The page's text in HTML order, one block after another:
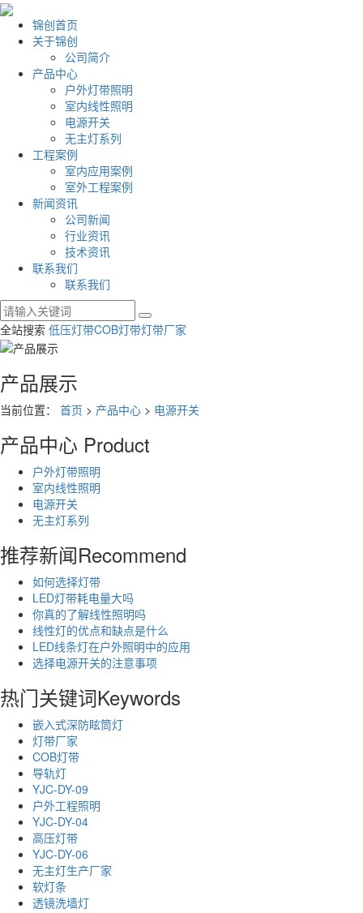
锦创首页
关于锦创
公司简介
产品中心
户外灯带照明
室内线性照明
电源开关
无主灯系列
工程案例
室内应用案例
室外工程案例
新闻资讯
公司新闻
行业资讯
技术资讯
联系我们
联系我们
全站搜索 低压灯带COB灯带灯带厂家
产品展示
当前位置： 首页 > 产品中心 > 电源开关
产品中心 Product
户外灯带照明
室内线性照明
电源开关
无主灯系列
推荐新闻Recommend
如何选择灯带
LED灯带耗电量大吗
你真的了解线性照明吗
线性灯的优点和缺点是什么
LED线条灯在户外照明中的应用
选择电源开关的注意事项
热门关键词Keywords
嵌入式深防眩筒灯
灯带厂家
COB灯带
导轨灯
YJC-DY-09
户外工程照明
YJC-DY-04
高压灯带
YJC-DY-06
无主灯生产厂家
软灯条
透镜洗墙灯